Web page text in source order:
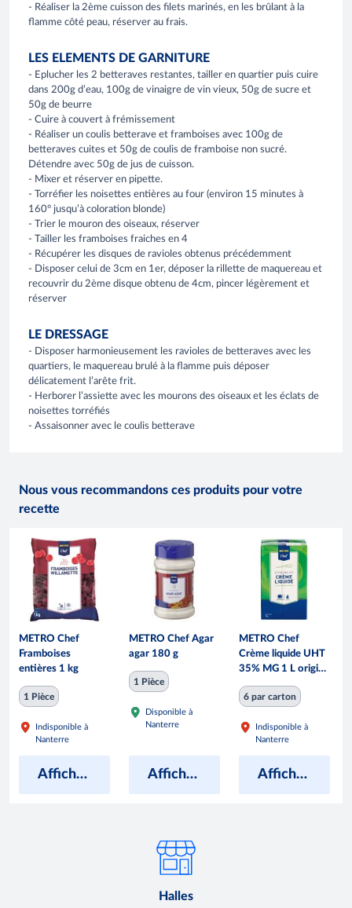
- Réaliser la 2ème cuisson des filets marinés, en les brûlant à la
flamme côté peau, réserver au frais.
LES ELEMENTS DE GARNITURE
- Eplucher les 2 betteraves restantes, tailler en quartier puis cuire
dans 200g d’eau, 100g de vinaigre de vin vieux, 50g de sucre et
50g de beurre
- Cuire à couvert à frémissement
- Réaliser un coulis betterave et framboises avec 100g de
betteraves cuites et 50g de coulis de framboise non sucré.
Détendre avec 50g de jus de cuisson.
- Mixer et réserver en pipette.
- Torréfier les noisettes entières au four (environ 15 minutes à
160° jusqu’à coloration blonde)
- Trier le mouron des oiseaux, réserver
- Tailler les framboises fraiches en 4
- Récupérer les disques de ravioles obtenus précédemment
- Disposer celui de 3cm en 1er, déposer la rillette de maquereau et
recouvrir du 2ème disque obtenu de 4cm, pincer légèrement et
réserver
LE DRESSAGE
- Disposer harmonieusement les ravioles de betteraves avec les
quartiers, le maquereau brulé à la flamme puis déposer
délicatement l’arête frit.
- Herborer l’assiette avec les mourons des oiseaux et les éclats de
noisettes torréfiés
- Assaisonner avec le coulis betterave
Nous vous recommandons ces produits pour votre
recette
METRO Chef
Framboises
entières 1 kg
1 Pièce
Indisponible à
Nanterre
Afficher les prix
METRO Chef Agar
agar 180 g
1 Pièce
Disponible à
Nanterre
Afficher les prix
METRO Chef
Crème liquide UHT
35% MG 1 L origine
UE
6 par carton
Indisponible à
Nanterre
Afficher les prix
Halles